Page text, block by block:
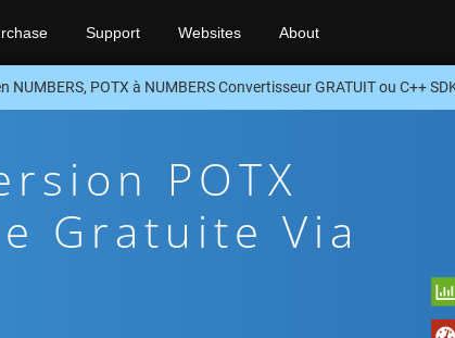
Support Websites About
POTX à NUMBERS Convertisseur GRATUIT ou C++
POTX
Gratuite Via